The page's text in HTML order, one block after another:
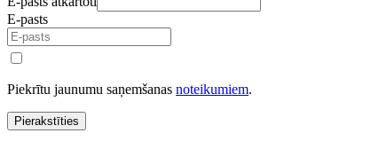
E-pasts
Piekrītu jaunumu saņemšanas noteikumiem.
Pierakstīties